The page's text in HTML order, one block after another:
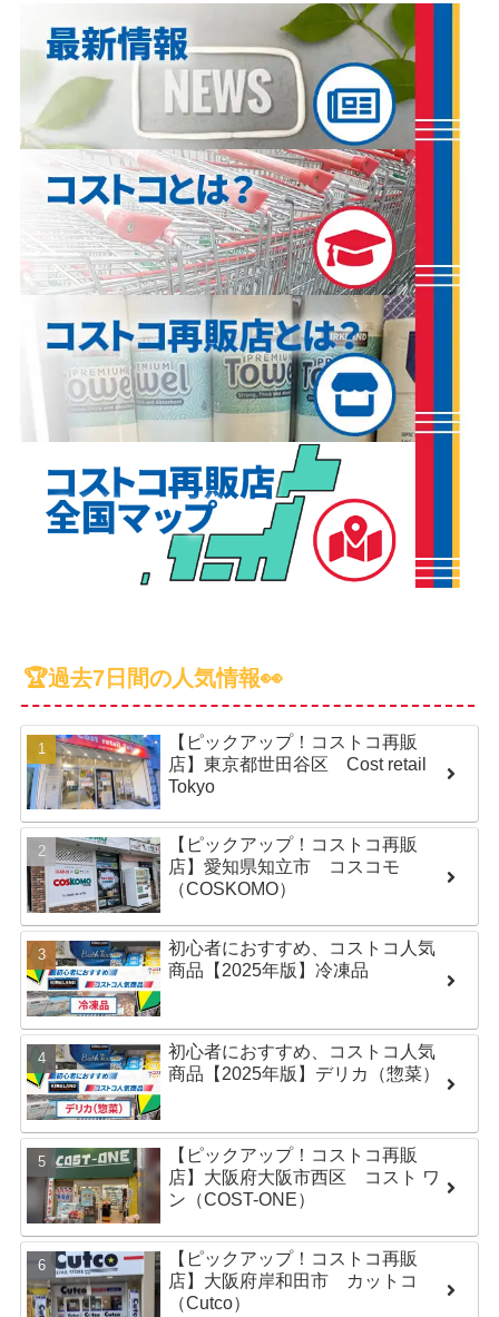
🏆過去7日間の人気情報👀
【ピックアップ！コストコ再販
店】東京都世田谷区 Cost retail
Tokyo
【ピックアップ！コストコ再販
店】愛知県知立市 コスコモ
（COSKOMO）
初心者におすすめ、コストコ人気
商品【2025年版】冷凍品
初心者におすすめ、コストコ人気
商品【2025年版】デリカ（惣菜）
【ピックアップ！コストコ再販
店】大阪府大阪市西区 コスト ワ
ン（COST-ONE）
【ピックアップ！コストコ再販
店】大阪府岸和田市 カットコ
（Cutco）